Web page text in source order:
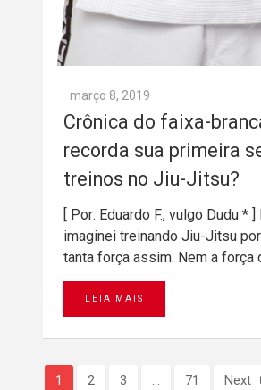
março 8, 2019
Crônica do faixa-
recorda sua primeira
treinos no Jiu-Jitsu?
[ Por: Eduardo F., vulgo Dudu *
imaginei treinando Jiu-Jitsu
tanta força assim. Nem a força
LEIA MAIS
1 2 3 … 71 Next